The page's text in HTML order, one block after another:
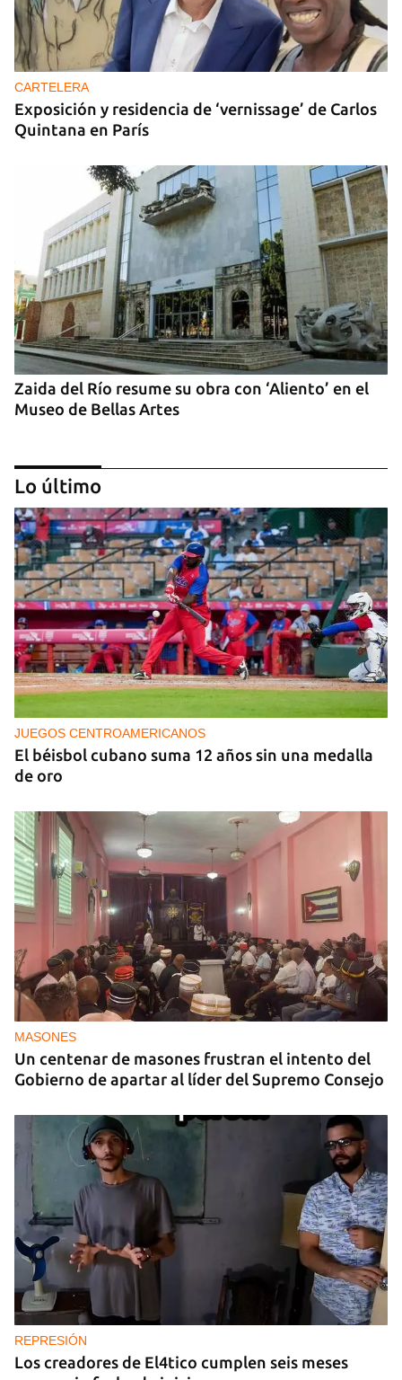
CARTELERA
Exposición y residencia de ‘vernissage’ de Carlos
Quintana en París
Zaida del Río resume su obra con ‘Aliento’ en el
Museo de Bellas Artes
Exposiciones de artistas cubanos en Madrid
Lo último
JUEGOS CENTROAMERICANOS
El béisbol cubano suma 12 años sin una medalla
de oro
MASONES
Un centenar de masones frustran el intento del
Gobierno de apartar al líder del Supremo Consejo
REPRESIÓN
Los creadores de El4tico cumplen seis meses